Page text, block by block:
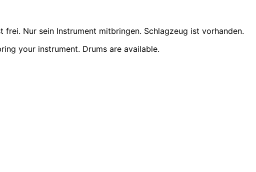
Nur sein Instrument mitbringen. Schlagzeug ist vorhanden.
your instrument. Drums are available.